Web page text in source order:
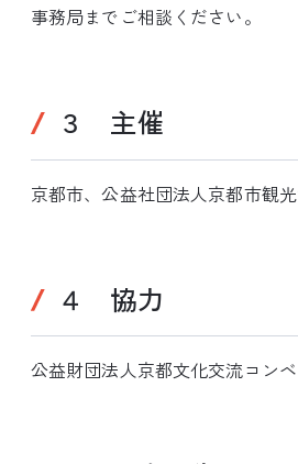
事務局までご相談ください。
３ 主催
京都市、公益社団法人京都市観
４ 協力
公益財団法人京都文化交流コン